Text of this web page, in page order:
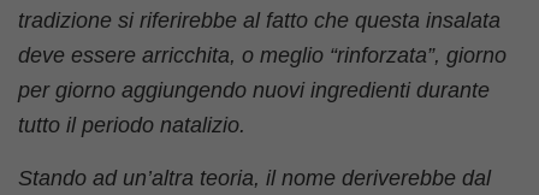
tradizione si riferirebbe al fatto che questa insalata
deve essere arricchita, o meglio “rinforzata”, giorno
per giorno aggiungendo nuovi ingredienti durante
tutto il periodo natalizio.
Stando ad un’altra teoria, il nome deriverebbe dal